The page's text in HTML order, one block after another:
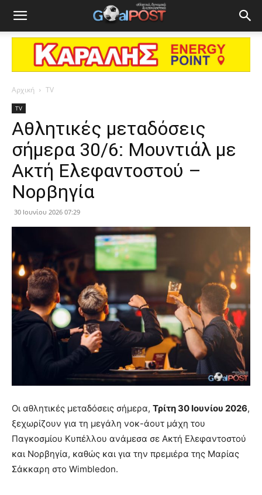
Αρχική TV
TV
Αθλητικές μεταδόσεις
σήμερα 30/6: Μουντιάλ με
Ακτή Ελεφαντοστού –
Νορβηγία
30 Ιουνίου 2026 07:29
Οι αθλητικές μεταδόσεις σήμερα, Τρίτη 30 Ιουνίου 2026,
ξεχωρίζουν για τη μεγάλη νοκ-άουτ μάχη του
Παγκοσμίου Κυπέλλου ανάμεσα σε Ακτή Ελεφαντοστού
και Νορβηγία, καθώς και για την πρεμιέρα της Μαρίας
Σάκκαρη στο Wimbledon.